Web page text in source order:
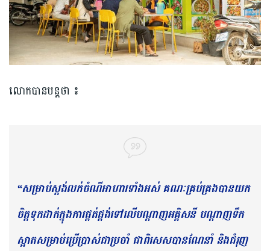
លោកបានបន្តថា ៖
“សម្រាប់ស្តង់លក់ចំណីអាហារទាំងអស់ គណៈគ្រប់គ្រងបានយក
ចិត្តទុកដាក់ក្នុងការផ្គត់ផ្គង់ទៅលើបណ្តាញអគ្គិសនី បណ្តាញទឹក
ស្អាតសម្រាប់ប្រើប្រាស់ជាប្រចាំ ជាពិសេសបានណែនាំ និងជំរុញ